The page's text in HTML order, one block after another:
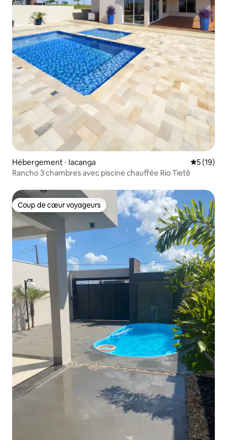
Hébergement ⋅ Iacanga
5 (19)
Rancho 3 chambres avec piscine chauffée Rio Tietê
Coup de cœur voyageurs
Coup de cœur voyageurs